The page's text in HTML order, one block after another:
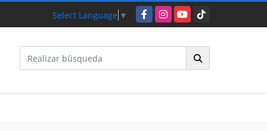
Select Language ▼ FacebookInstagramYouTubeTikTok